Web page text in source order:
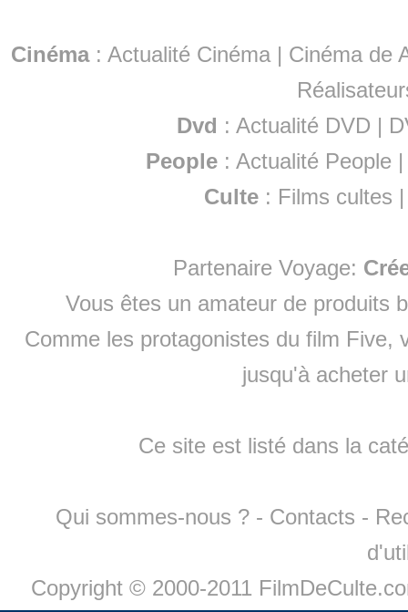
Cinéma: Actualité Cinéma | Cinéma de
Dvd : Actualité DVD |
People :Actualité People
Culte : Films cultes
Partenaire Voyage:
Vous êtes un amateur de produits
Comme les protagonistes du film Five,
jusqu'à acheter
Ce site est listé dans la
Qui sommes-nous ? - Contacts -
Copyright © 2000-2011